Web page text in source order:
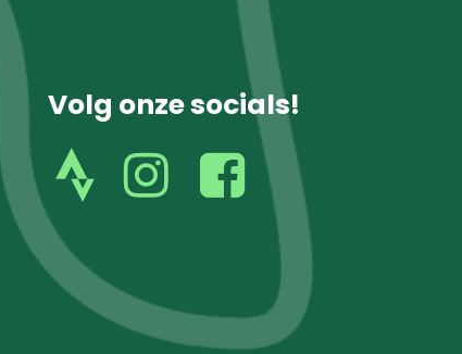
Volg onze socials!
volg
ons
volg
ons